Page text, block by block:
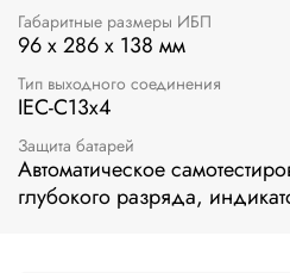
Габаритные размеры ИБП
96 x 286 x 138 мм
Тип выходного соединения
IEC-C13x4
Защита батарей
Автоматическое
глубокого разряда,